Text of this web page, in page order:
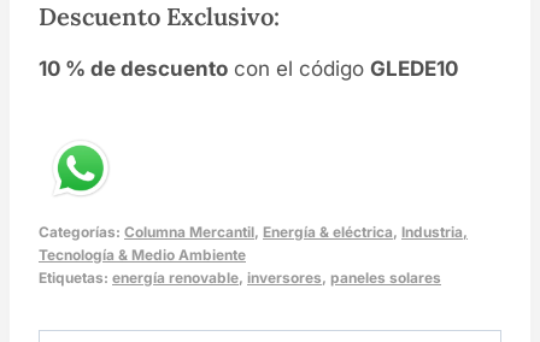
Descuento Exclusivo:
10 % de descuento con el código GLEDE10
Categorías: Columna Mercantil, Energía & eléctrica, Industria,
Tecnología & Medio Ambiente
Etiquetas: energía renovable, inversores, paneles solares